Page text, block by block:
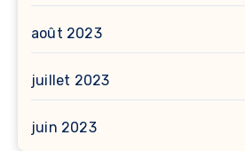
août 2023
juillet 2023
juin 2023